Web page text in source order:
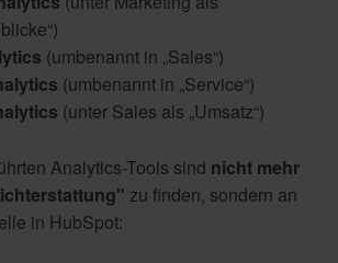
(umbenannt in „Sales“)
(umbenannt in „Service“)
(unter Sales als „Umsatz“)
Analytics-Tools sind nicht mehr
zu finden, sondern an
in HubSpot: